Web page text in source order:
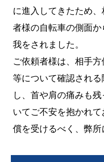
に進入してきたため
者様の自転車の側面
我をされました。
ご依頼者様は、相手
等について確認され
し、首や肩の痛みも
いてご不安を抱かれ
償を受けるべく、弊所